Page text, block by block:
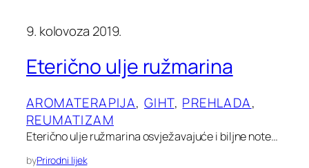
9. kolovoza 2019.
Eterično ulje ružmarina
AROMATERAPIJA, GIHT, PREHLADA
REUMATIZAM
Eterično ulje ružmarina osvježavajuće i biljne note…
byPrirodni lijek